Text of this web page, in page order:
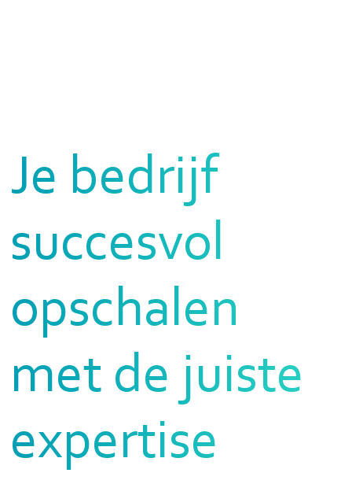
Je bedrijf
succesvol
opschalen
met de juiste
expertise